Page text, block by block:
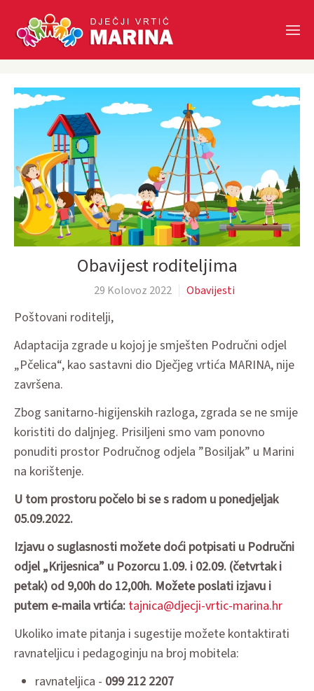
Skip to main content
Obavijest roditeljima
29 Kolovoz 2022 Obavijesti
Poštovani roditelji,
Adaptacija zgrade u kojoj je smješten Područni odjel
„Pčelica“, kao sastavni dio Dječjeg vrtića MARINA, nije
završena.
Zbog sanitarno-higijenskih razloga, zgrada se ne smije
koristiti do daljnjeg. Prisiljeni smo vam ponovno
ponuditi prostor Područnog odjela ”Bosiljak” u Marini
na korištenje.
U tom prostoru počelo bi se s radom u ponedjeljak
05.09.2022.
Izjavu o suglasnosti možete doći potpisati u Područni
odjel „Krijesnica” u Pozorcu 1.09. i 02.09. (četvrtak i
petak) od 9,00h do 12,00h. Možete poslati izjavu i
putem e-maila vrtića: tajnica@djecji-vrtic-marina.hr
Ukoliko imate pitanja i sugestije možete kontaktirati
ravnateljicu i pedagoginju na broj mobitela:
ravnateljica - 099 212 2207